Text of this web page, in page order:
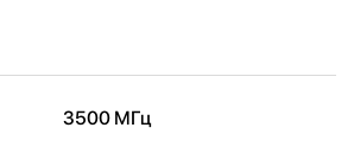
3500 МГц